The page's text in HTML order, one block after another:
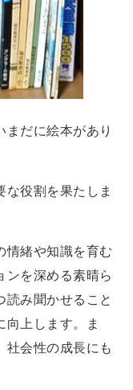
だに絵本があり
役割を果たしま
情緒や知識を育む
ンを深める素晴ら
読み聞かせること
向上します。ま
社会性の成長にも